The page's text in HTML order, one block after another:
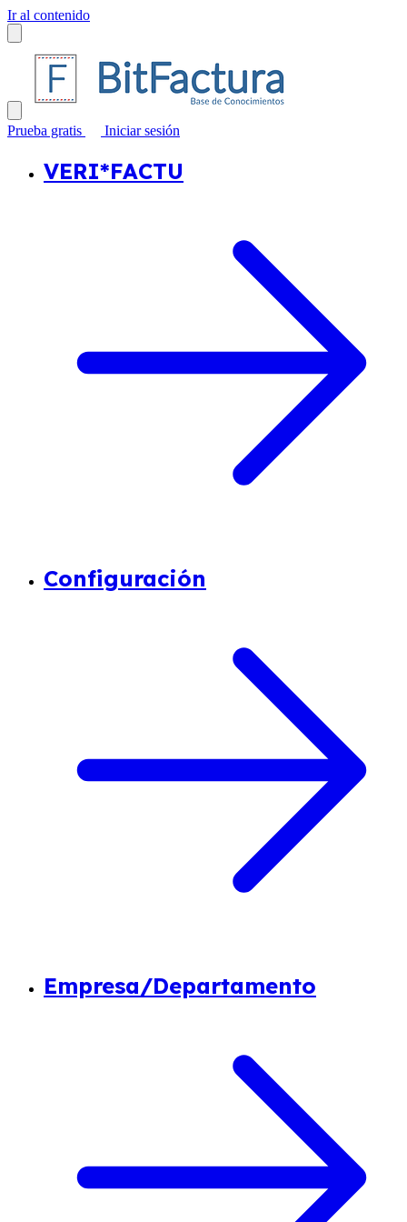
Ir al contenido
Prueba gratis Iniciar sesión
VERI*FACTU
Configuración
Empresa/Departamento